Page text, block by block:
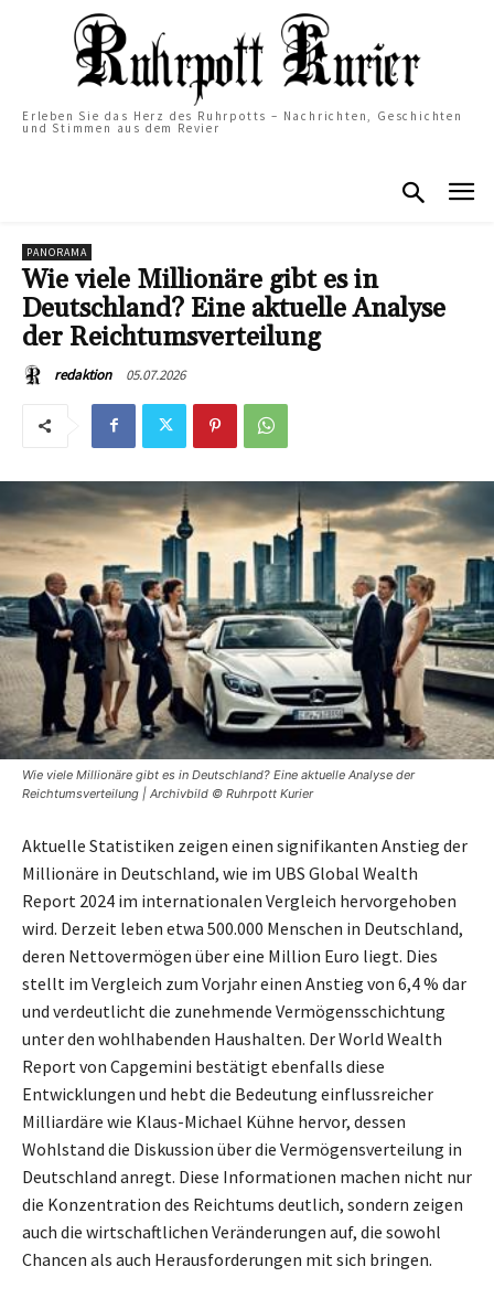
Erleben Sie das Herz des Ruhrpotts – Nachrichten, Geschichten
und Stimmen aus dem Revier
PANORAMA
Wie viele Millionäre gibt es in
Deutschland? Eine aktuelle Analyse
der Reichtumsverteilung
redaktion 05.07.2026
Wie viele Millionäre gibt es in Deutschland? Eine aktuelle Analyse der
Reichtumsverteilung | Archivbild © Ruhrpott Kurier
Aktuelle Statistiken zeigen einen signifikanten Anstieg der
Millionäre in Deutschland, wie im UBS Global Wealth
Report 2024 im internationalen Vergleich hervorgehoben
wird. Derzeit leben etwa 500.000 Menschen in Deutschland,
deren Nettovermögen über eine Million Euro liegt. Dies
stellt im Vergleich zum Vorjahr einen Anstieg von 6,4 % dar
und verdeutlicht die zunehmende Vermögensschichtung
unter den wohlhabenden Haushalten. Der World Wealth
Report von Capgemini bestätigt ebenfalls diese
Entwicklungen und hebt die Bedeutung einflussreicher
Milliardäre wie Klaus-Michael Kühne hervor, dessen
Wohlstand die Diskussion über die Vermögensverteilung in
Deutschland anregt. Diese Informationen machen nicht nur
die Konzentration des Reichtums deutlich, sondern zeigen
auch die wirtschaftlichen Veränderungen auf, die sowohl
Chancen als auch Herausforderungen mit sich bringen.